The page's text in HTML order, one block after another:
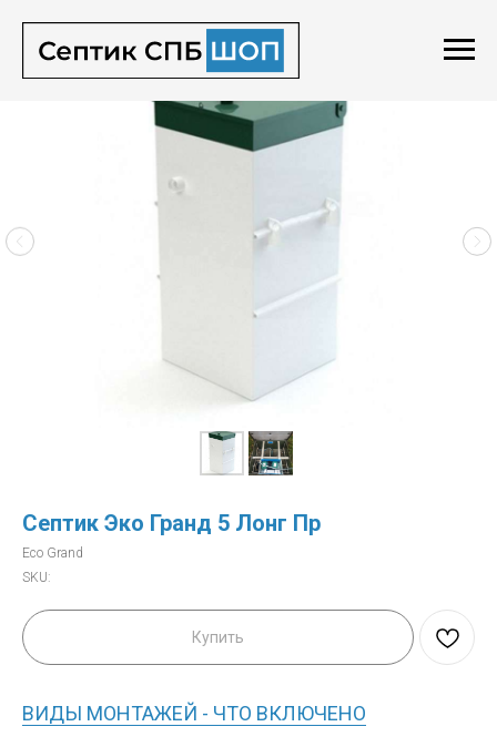
Септик Эко Гранд 5 Лонг Пр
Eco Grand
SKU:
Купить
ВИДЫ МОНТАЖЕЙ - ЧТО ВКЛЮЧЕНО